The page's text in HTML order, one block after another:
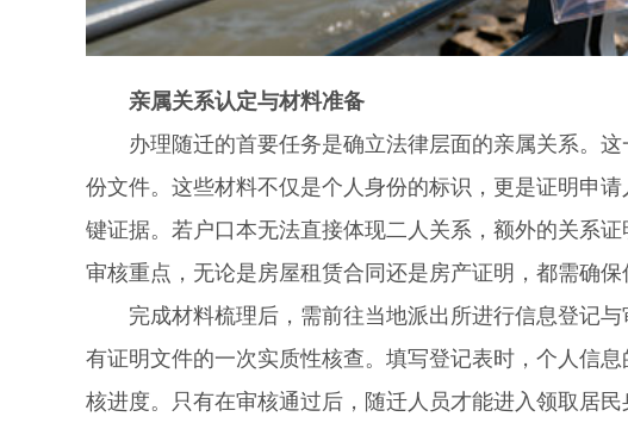
亲属关系认定与材料准备
办理随迁的首要任务是确立法律层面的亲属关系。这
份文件。这些材料不仅是个人身份的标识，更是证明申
键证据。若户口本无法直接体现二人关系，额外的关系
审核重点，无论是房屋租赁合同还是房产证明，都需确
完成材料梳理后，需前往当地派出所进行信息登记与
有证明文件的一次实质性核查。填写登记表时，个人信
核进度。只有在审核通过后，随迁人员才能进入领取居